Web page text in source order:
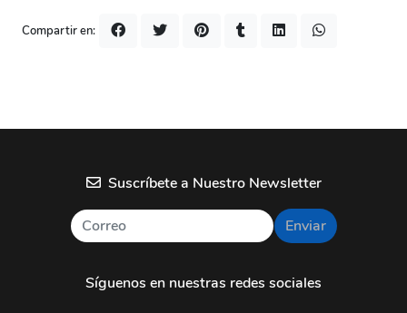
Compartir en:
Suscríbete a Nuestro Newsletter
Enviar
Síguenos en nuestras redes sociales